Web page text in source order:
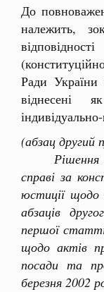
До
належить,
Ради
віднесені
(абзац другий
Рішення
справі за
юстиції щодо
абзаців
першої
щодо актів
посади та
березня 2002